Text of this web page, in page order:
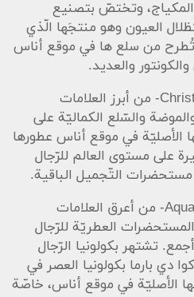
المكياج، وتختصّ بتصنيع
العيون وهو منتجَها الّذي
من سلع ها في موقع أناس
والعديد.
2. كريستيان ديور Christian Dior- من أبرز العلامات
والسّلع الكماليّة على
الأصليّة في موقع أناس عطورها
على مستوى العالم للرّجال
مستحضرات التّجميل الباقية.
3. أكوا دي بارما Aqua Di Parma- من أعرق العلامات
العطريّة للرّجال
تشتهر بكولونيا الرّجال
دي بارما بكولونيا العصر في
الأصليّة في موقع أناس، خاصّة